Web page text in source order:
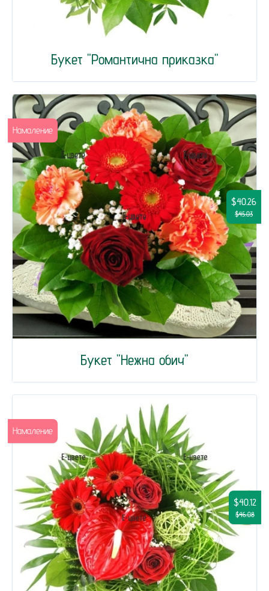
Букет "Романтична приказка"
Букет "Нежна обич"
$40.26
$45.03
Намаление
$40.12
$46.08
Намаление